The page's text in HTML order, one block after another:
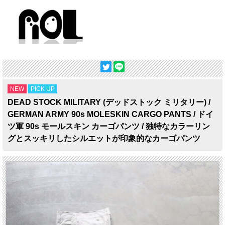
NEW PICK UP
DEAD STOCK MILITARY (デッドストック ミリタリー) /
GERMAN ARMY 90s MOLESKIN CARGO PANTS / ドイ
ツ軍 90s モールスキン カーゴパンツ / 独特なカラーリン
グとスッキリしたシルエットが印象的なカーゴパンツ